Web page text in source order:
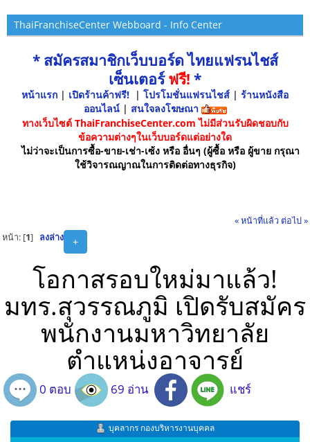
ThaiFranchiseCenter Webboard - Info Center
* สมัครสมาชิกเว็บบอร์ด ไทยแฟรนไชส์
เซ็นเตอร์ฟรี! *
หน้าแรก | เปิดร้านค้าฟรี! | โปรโมชั่นแฟรนไชส์ | ร้านหนังสือ
ออนไลน์ | สนใจลงโฆษณา
ทางเว็บไซต์ ThaiFranchiseCenter.com ไม่มีส่วนรับผิดชอบกับ
ข้อความต่างๆในเว็บบอร์ดแต่อย่างใด
ไม่ว่าจะเป็นการซื้อ-ขาย-เช่า-เซ้ง หรือ อื่นๆ (ผู้ซื้อ หรือ ผู้ขาย กรุณา
ใช้วิจารณญาณในการติดต่อทางธุรกิจ)
« หน้าที่แล้ว ต่อไป »
+
หน้า: [1] ลงล่าง
โอกาสรอบใหม่มาแล้ว!
มทร.สุวรรณภูมิ เปิดรับสมัคร
พนักงานมหาวิทยาลัย
ตำแหน่งอาจารย์
0 ตอบ 69 อ่าน แชร์
บุคลากร กองบริหารงานบุคคล